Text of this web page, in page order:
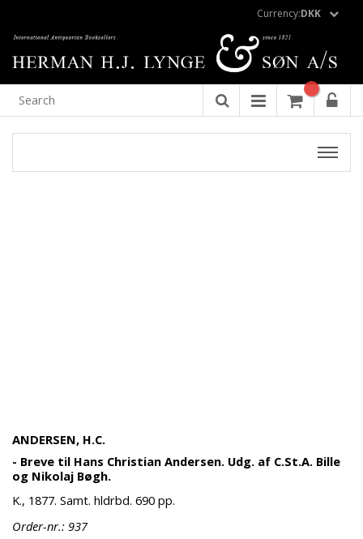
Currency:DKK
ANDERSEN, H.C.
- Breve til Hans Christian Andersen. Udg. af C.St.A. Bille
og Nikolaj Bøgh.
K., 1877. Samt. hldrbd. 690 pp.
Order-nr.: 937